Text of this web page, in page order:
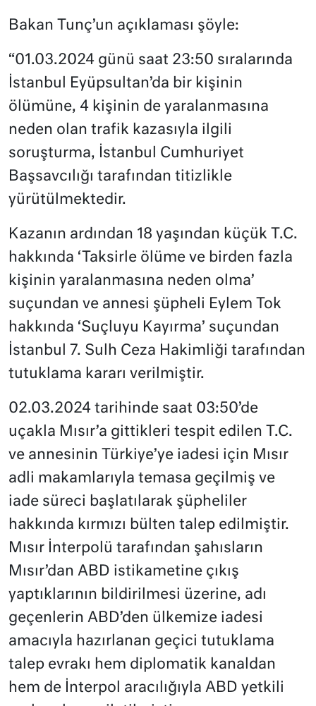
Bakan Tunç’un açıklaması şöyle:
“01.03.2024 günü saat 23:50 sıralarında
İstanbul Eyüpsultan’da bir kişinin
ölümüne, 4 kişinin de yaralanmasına
neden olan trafik kazasıyla ilgili
soruşturma, İstanbul Cumhuriyet
Başsavcılığı tarafından titizlikle
yürütülmektedir.
Kazanın ardından 18 yaşından küçük T.C.
hakkında ‘Taksirle ölüme ve birden fazla
kişinin yaralanmasına neden olma’
suçundan ve annesi şüpheli Eylem Tok
hakkında ‘Suçluyu Kayırma’ suçundan
İstanbul 7. Sulh Ceza Hakimliği tarafından
tutuklama kararı verilmiştir.
02.03.2024 tarihinde saat 03:50’de
uçakla Mısır’a gittikleri tespit edilen T.C.
ve annesinin Türkiye’ye iadesi için Mısır
adli makamlarıyla temasa geçilmiş ve
iade süreci başlatılarak şüpheliler
hakkında kırmızı bülten talep edilmiştir.
Mısır İnterpolü tarafından şahısların
Mısır’dan ABD istikametine çıkış
yaptıklarının bildirilmesi üzerine, adı
geçenlerin ABD’den ülkemize iadesi
amacıyla hazırlanan geçici tutuklama
talep evrakı hem diplomatik kanaldan
hem de İnterpol aracılığıyla ABD yetkili